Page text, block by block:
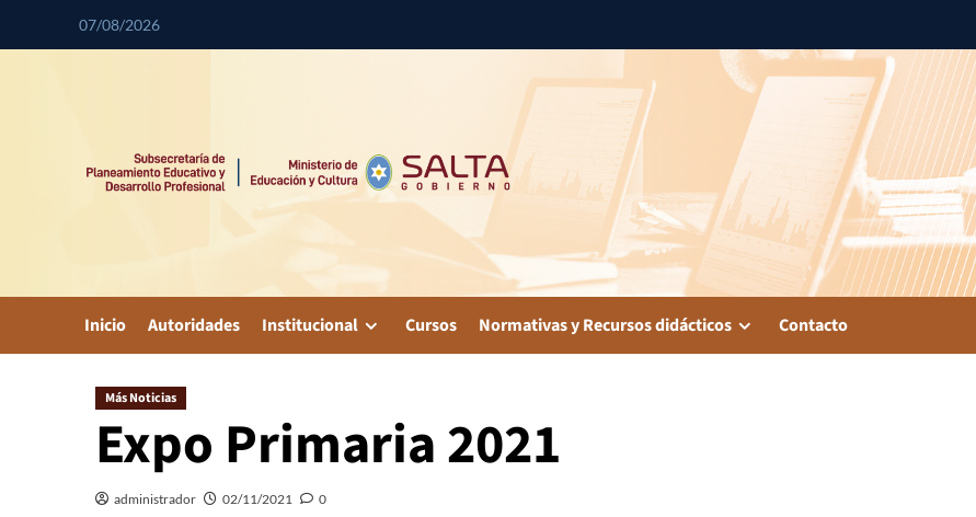
07/08/2026
Inicio Autoridades Institucional Cursos Normativas y Recursos didácticos Contacto
Más Noticias
Expo Primaria 2021
administrador 02/11/2021 0